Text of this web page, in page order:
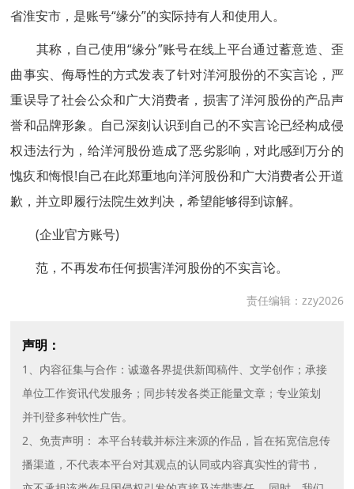
省淮安市，是账号“缘分”的实际持有人和使用人。
其称，自己使用“缘分”账号在线上平台通过蓄意造、歪
曲事实、侮辱性的方式发表了针对洋河股份的不实言论，严
重误导了社会公众和广大消费者，损害了洋河股份的产品声
誉和品牌形象。自己深刻认识到自己的不实言论已经构成侵
权违法行为，给洋河股份造成了恶劣影响，对此感到万分的
愧疚和悔恨!自己在此郑重地向洋河股份和广大消费者公开道
歉，并立即履行法院生效判决，希望能够得到谅解。
(企业官方账号)
范，不再发布任何损害洋河股份的不实言论。
责任编辑：zzy2026
声明：
1、内容征集与合作：诚邀各界提供新闻稿件、文学创作；承接
单位工作资讯代发服务；同步转发各类正能量文章；专业策划
并刊登多种软性广告。
2、免责声明： 本平台转载并标注来源的作品，旨在拓宽信息传
播渠道，不代表本平台对其观点的认同或内容真实性的背书，